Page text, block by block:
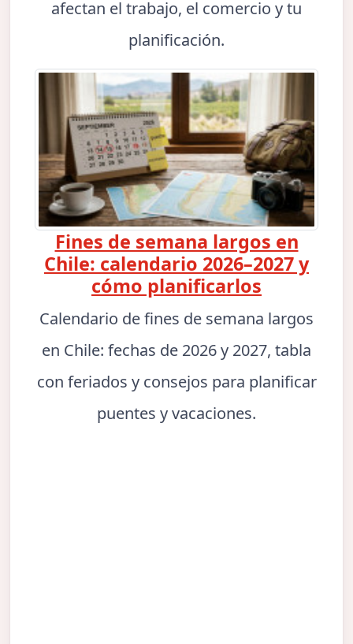
afectan el trabajo, el comercio y tu
planificación.
Fines de semana largos en
Chile: calendario 2026–2027 y
cómo planificarlos
Calendario de fines de semana largos
en Chile: fechas de 2026 y 2027, tabla
con feriados y consejos para planificar
puentes y vacaciones.